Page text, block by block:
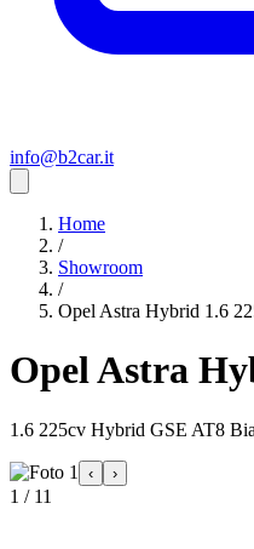
info@b2car.it
Home
/
Showroom
/
Opel Astra Hybrid 1.6
Opel Astra
1.6 225cv Hybrid GSE AT8
‹ ›
1 / 11